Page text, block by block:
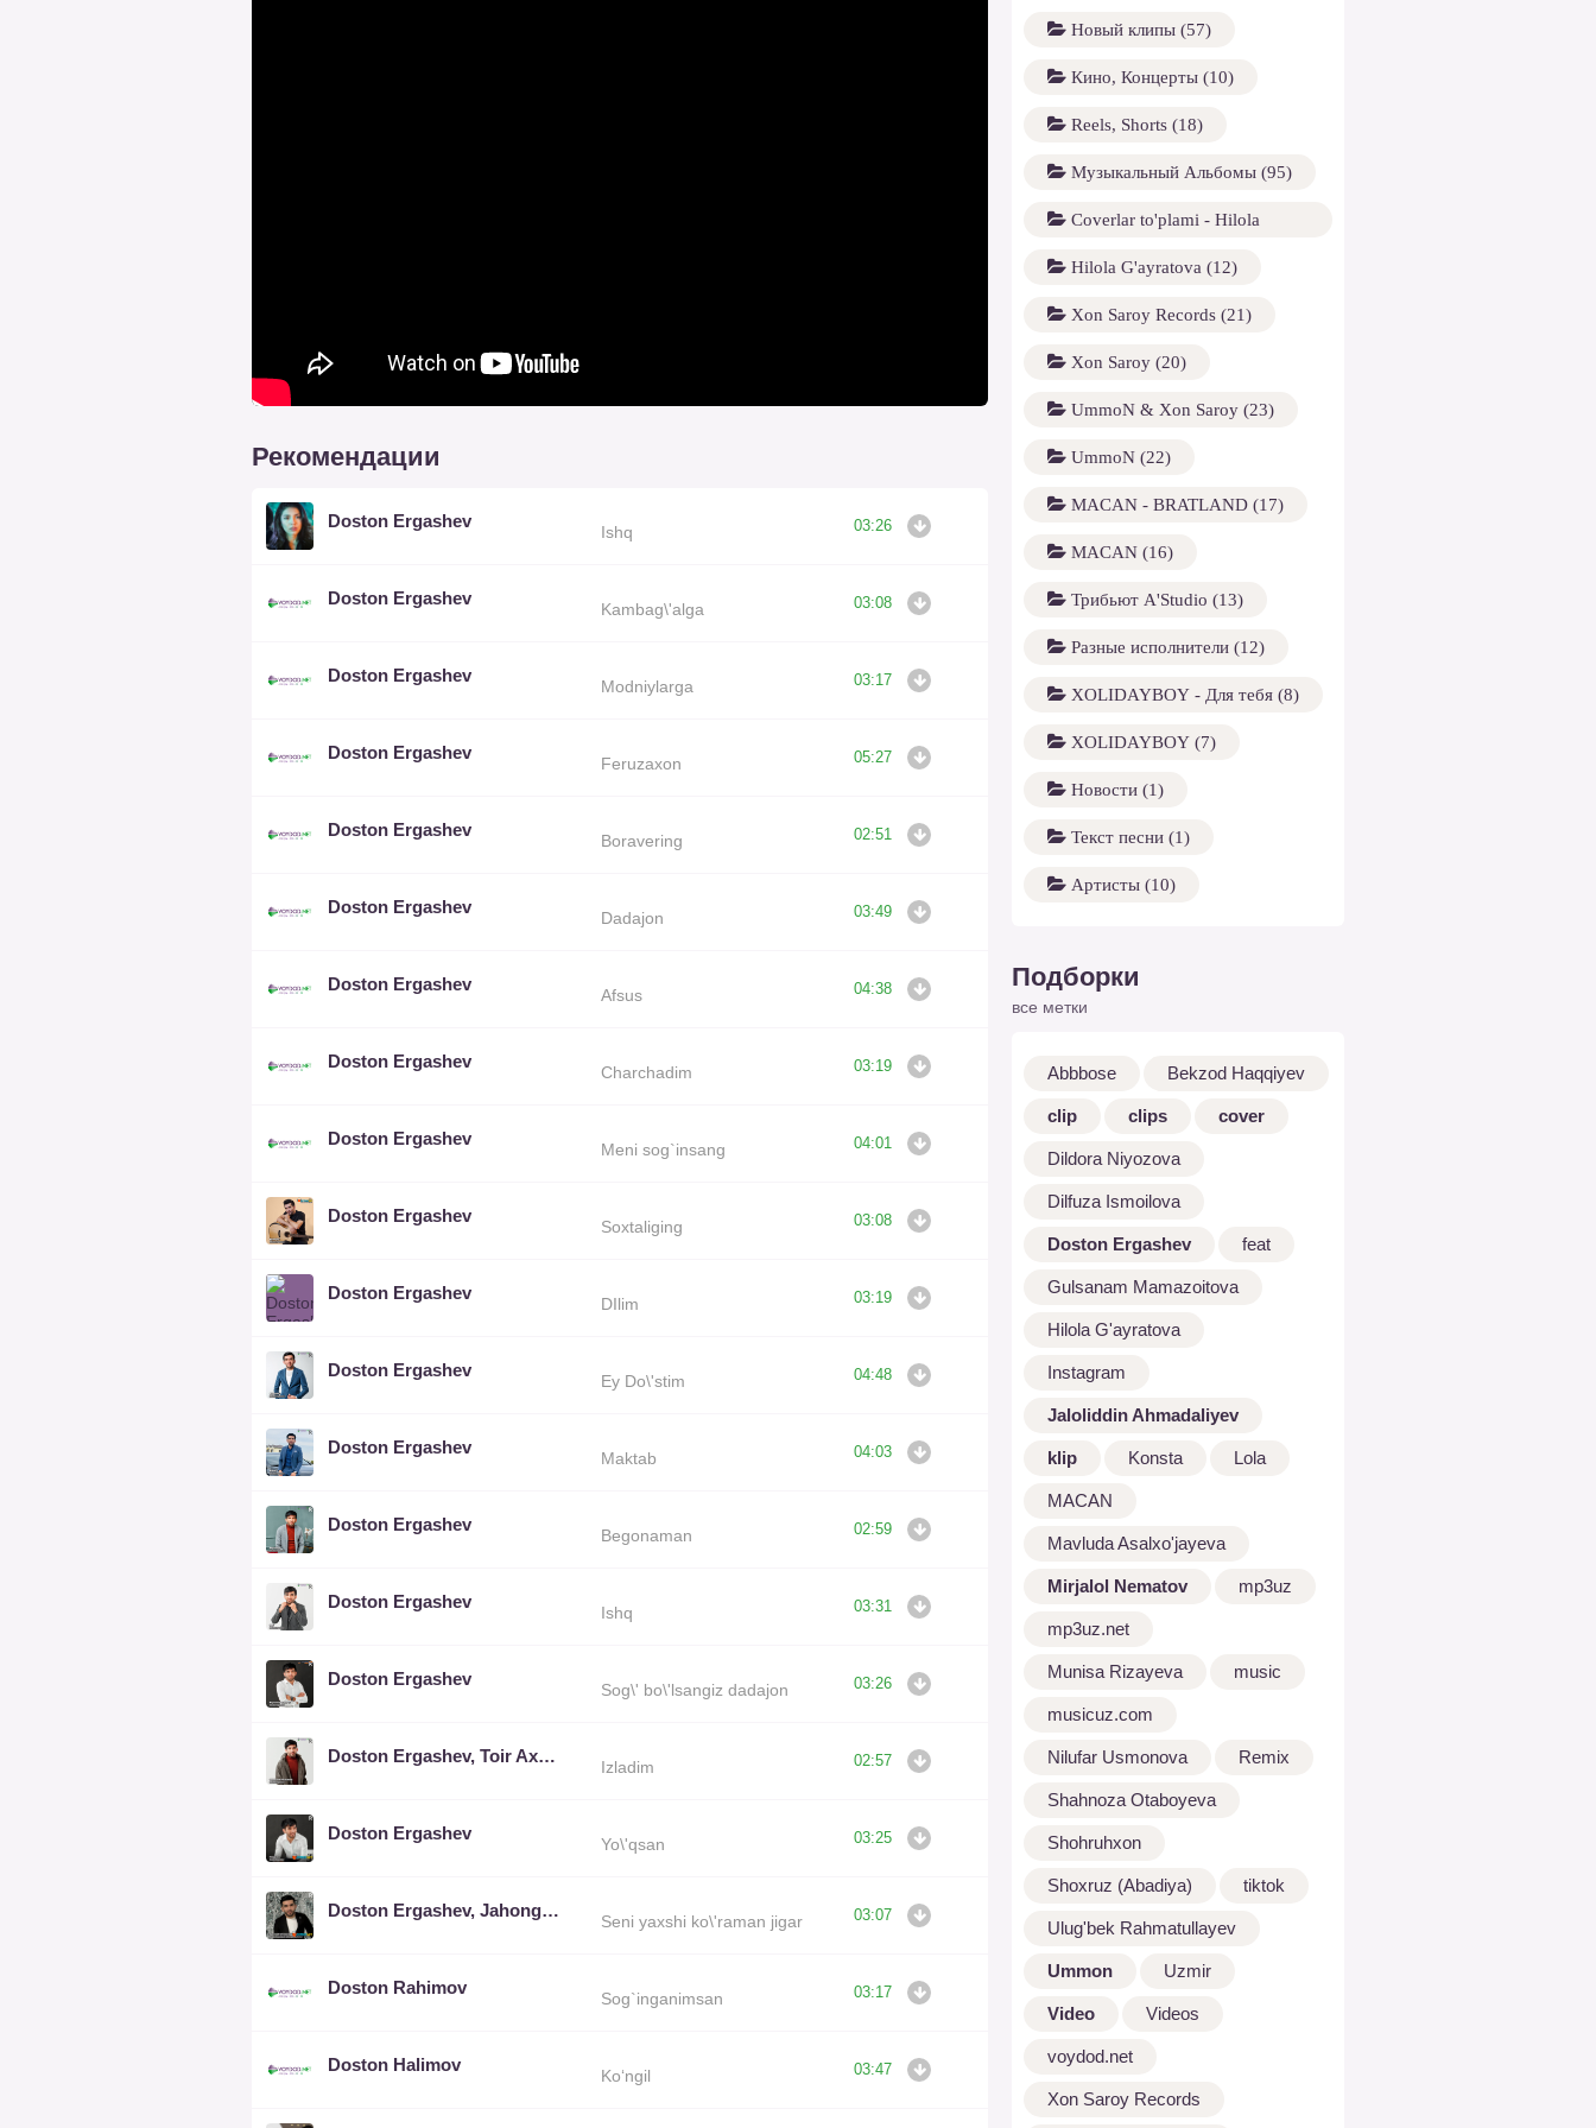
Рекомендации
Doston Ergashev
Ishq 03:26
Doston Ergashev
Kambag\'alga 03:08
Doston Ergashev
Modniylarga 03:17
Doston Ergashev
Feruzaxon 05:27
Doston Ergashev
Boravering 02:51
Doston Ergashev
Dadajon 03:49
Doston Ergashev
Afsus 04:38
Doston Ergashev
Charchadim 03:19
Doston Ergashev
Meni sog`insang 04:01
Doston Ergashev
Soxtaliging 03:08
Doston Ergashev
DIlim 03:19
Doston Ergashev
Ey Do\'stim 04:48
Doston Ergashev
Maktab 04:03
Doston Ergashev
Begonaman 02:59
Doston Ergashev
Ishq 03:31
Doston Ergashev
Sog\' bo\'lsangiz dadajon 03:26
Doston Ergashev, Toir Axmed
Izladim 02:57
Doston Ergashev
Yo\'qsan 03:25
Doston Ergashev, Jahongir Ibrohimov
Seni yaxshi ko\'raman jigar 03:07
Doston Rahimov
Sog`inganimsan 03:17
Doston Halimov
Ko‘ngil 03:47
Новый клипы (57)
Кино, Концерты (10)
Reels, Shorts (18)
Музыкальный Альбомы (95)
Coverlar to'plami - Hilola
G'ayratova (13)
Hilola G'ayratova (12)
Xon Saroy Records (21)
Xon Saroy (20)
UmmoN & Xon Saroy (23)
UmmoN (22)
MACAN - BRATLAND (17)
MACAN (16)
Трибьют A'Studio (13)
Разные исполнители (12)
XOLIDAYBOY - Для тебя (8)
XOLIDAYBOY (7)
Новости (1)
Текст песни (1)
Артисты (10)
Подборки
все метки
Abbbose Bekzod Haqqiyev
clip clips cover
Dildora Niyozova
Dilfuza Ismoilova
Doston Ergashev feat
Gulsanam Mamazoitova
Hilola G'ayratova
Instagram
Jaloliddin Ahmadaliyev
klip Konsta Lola
MACAN
Mavluda Asalxo'jayeva
Mirjalol Nematov mp3uz
mp3uz.net
Munisa Rizayeva music
musicuz.com
Nilufar Usmonova Remix
Shahnoza Otaboyeva
Shohruhxon
Shoxruz (Abadiya) tiktok
Ulug'bek Rahmatullayev
Ummon Uzmir
Video Videos
voydod.net
Xon Saroy Records